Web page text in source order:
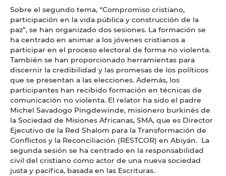
Sobre el segundo tema, “Compromiso cristiano,
participación en la vida pública y construcción de la
paz”, se han organizado dos sesiones. La formación se
ha centrado en animar a los jóvenes cristianos a
participar en el proceso electoral de forma no violenta.
También se han proporcionado herramientas para
discernir la credibilidad y las promesas de los políticos
que se presentan a las elecciones. Además, los
participantes han recibido formación en técnicas de
comunicación no violenta. El relator ha sido el padre
Michel Savadogo Pingdewinde, misionero burkinés de
la Sociedad de Misiones Africanas, SMA, que es Director
Ejecutivo de la Red Shalom para la Transformación de
Conflictos y la Reconciliación (RESTCOR) en Abiyán. La
segunda sesión se ha centrado en la responsabilidad
civil del cristiano como actor de una nueva sociedad
justa y pacífica, basada en las Escrituras.